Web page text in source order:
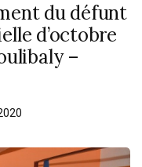
du défunt
d’octobre
–